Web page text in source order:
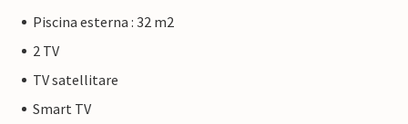
Piscina esterna : 32 m2
2 TV
TV satellitare
Smart TV